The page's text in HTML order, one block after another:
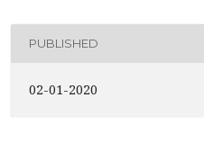
PUBLISHED
02-01-2020